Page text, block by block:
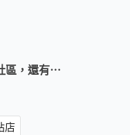
區，還有⋯
店